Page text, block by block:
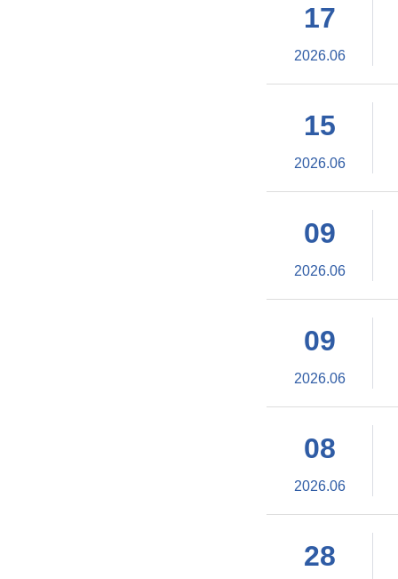
17
2026.06
15
2026.06
09
2026.06
09
2026.06
08
2026.06
28